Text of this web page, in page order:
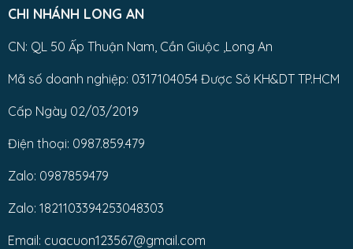
CHI NHÁNH LONG AN
CN: QL 50 Ấp Thuận Nam, Cần Giuộc ,Long An
Mã số doanh nghiệp: 0317104054 Được Sở KH&DT TP.HCM
Cấp Ngày 02/03/2019
Điện thoại: 0987.859.479
Zalo: 0987859479
Zalo: 1821103394253048303
Email: cuacuon123567@gmail.com